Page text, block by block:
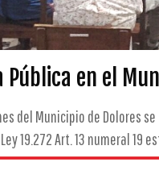
Pública en el
del Municipio de Dolores
19.272 Art. 13 numeral 19